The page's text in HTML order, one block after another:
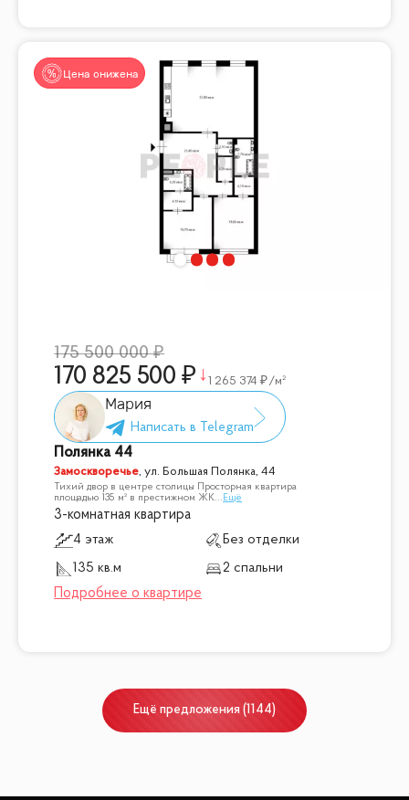
Цена снижена
175 500 000
170 825 500 1 265 374 /м²
Мария
Полянка 44
Замоскворечье,ул. Большая Полянка, 44
Тихий двор в центре столицы Просторная квартира
площадью 135 м² в престижном ЖК... Ещё
3-комнатная квартира
4 этаж
Без отделки
135 кв.м
2 спальни
Ещё предложения (1144)